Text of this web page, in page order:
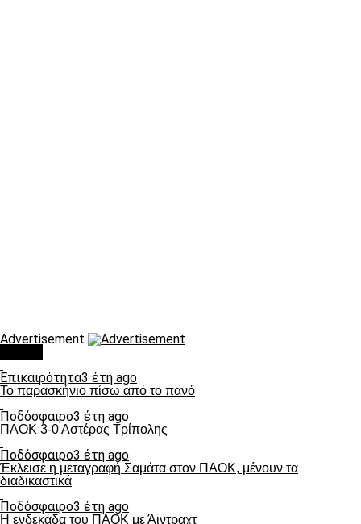
Advertisement
Επικαιρότητα3 έτη ago
Το παρασκήνιο πίσω από το πανό
Ποδόσφαιρο3 έτη ago
ΠΑΟΚ 3-0 Αστέρας Τρίπολης
Ποδόσφαιρο3 έτη ago
Έκλεισε η μεταγραφή Σαμάτα στον ΠΑΟΚ, μένουν τα
διαδικαστικά
Ποδόσφαιρο3 έτη ago
Η ενδεκάδα του ΠΑΟΚ με Άιντραχτ